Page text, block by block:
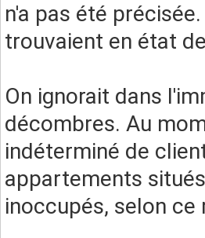
n'a pas été
trouvaient en état
On ignorait dans
décombres. Au
indéterminé de
appartements
inoccupés, selon